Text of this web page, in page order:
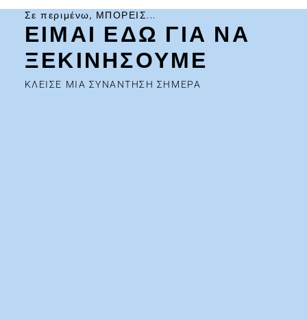
Σε περιμένω, ΜΠΟΡΕΙΣ...
ΕΙΜΑΙ ΕΔΩ ΓΙΑ ΝΑ
ΞΕΚΙΝΗΣΟΥΜΕ
ΚΛΕΙΣΕ ΜΙΑ ΣΥΝΑΝΤΗΣΗ ΣΗΜΕΡΑ